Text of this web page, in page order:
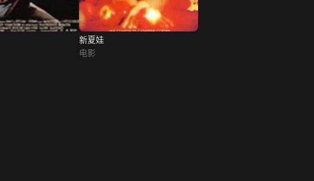
新夏娃
电影